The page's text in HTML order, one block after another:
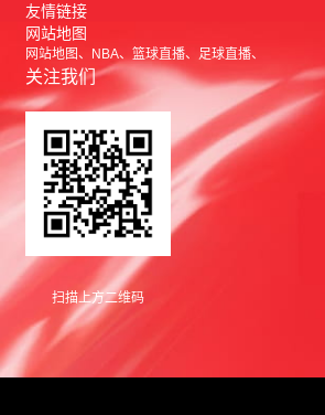
友情链接
网站地图
网站地图 NBA 篮球直播 足球直播
关注我们
扫描上方二维码